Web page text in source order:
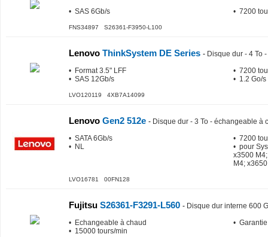
• SAS 6Gb/s
• 7200
FNS34897 S26361-F3950-L100
Lenovo ThinkSystem DE Series - Disque dur - 4 To
• Format 3.5" LFF
• SAS 12Gb/s
• 7200
• 1.2 Go/
LVO120119 4XB7A14099
Lenovo Gen2 512e - Disque dur - 3 To - échangeable à
• SATA 6Gb/s
• NL
• 7200
• pour
x3500
M4;
LVO16781 00FN128
Fujitsu S26361-F3291-L560 - Disque dur interne 600
• Echangeable à chaud
• 15000 tours/min
•